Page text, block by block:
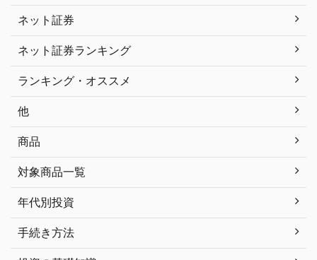
ネット証券
ネット証券ランキング
ランキング・オススメ
他
商品
対象商品一覧
年代別投資
手続き方法